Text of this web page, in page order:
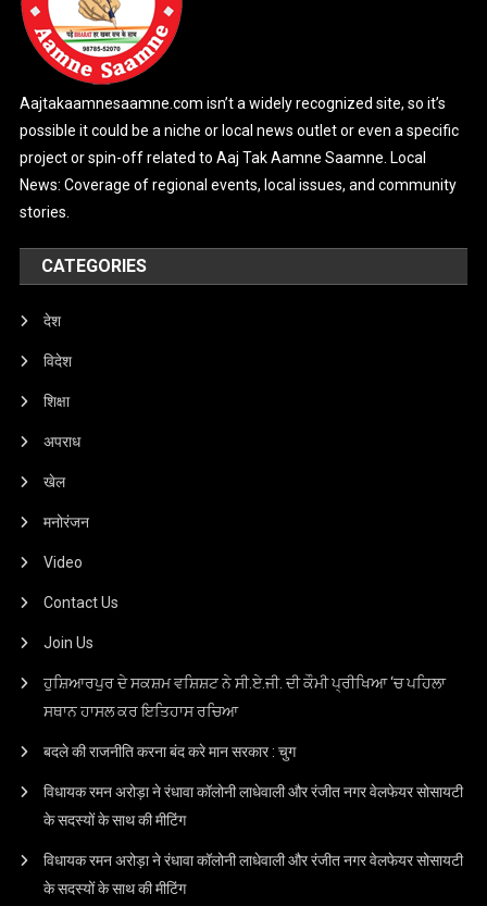
Aajtakaamnesaamne.com isn’t a widely recognized site, so it’s
possible it could be a niche or local news outlet or even a specific
project or spin-off related to Aaj Tak Aamne Saamne. Local
News: Coverage of regional events, local issues, and community
stories.
CATEGORIES
देश
विदेश
शिक्षा
अपराध
खेल
मनोरंजन
Video
Contact Us
Join Us
ਹੁਸ਼ਿਆਰਪੁਰ ਦੇ ਸਕਸ਼ਮ ਵਸ਼ਿਸ਼ਟ ਨੇ ਸੀ.ਏ.ਜੀ. ਦੀ ਕੌਮੀ ਪ੍ਰੀਖਿਆ ‘ਚ ਪਹਿਲਾ
ਸਥਾਨ ਹਾਸਲ ਕਰ ਇਤਿਹਾਸ ਰਚਿਆ
बदले की राजनीति करना बंद करे मान सरकार : चुग
विधायक रमन अरोड़ा ने रंधावा कॉलोनी लाधेवाली और रंजीत नगर वेलफेयर सोसायटी
के सदस्यों के साथ की मीटिंग
विधायक रमन अरोड़ा ने रंधावा कॉलोनी लाधेवाली और रंजीत नगर वेलफेयर सोसायटी
के सदस्यों के साथ की मीटिंग